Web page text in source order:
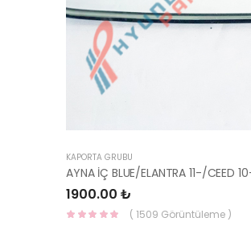
KAPORTA GRUBU
1900.00 ₺
( 1509 Görüntüleme )